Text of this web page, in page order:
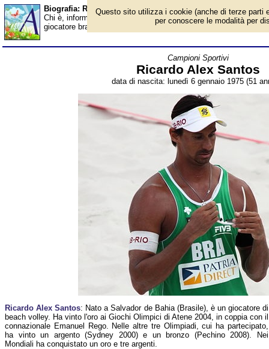
Biografia: Ricardo Alex Santos - età - Almanacco
Chi è, informazioni, foto, qual è la data di nascita, età, dove è
giocatore brasiliano di beach volley, campione olimpico nel
Campioni Sportivi
Ricardo Alex Santos
data di nascita: lunedì 6 gennaio 1975 (51
Ricardo Alex Santos: Nato a Salvador de Bahia (Brasile), è un giocatore di
beach volley. Ha vinto l'oro ai Giochi Olimpici di Atene 2004, in coppia con il
connazionale Emanuel Rego. Nelle altre tre Olimpiadi, cui ha partecipato,
ha vinto un argento (Sydney 2000) e un bronzo (Pechino 2008). Nei
Mondiali ha conquistato un oro e tre argenti.
Questo sito utilizza i cookie (anche di terze parti
per conoscere le modalità per